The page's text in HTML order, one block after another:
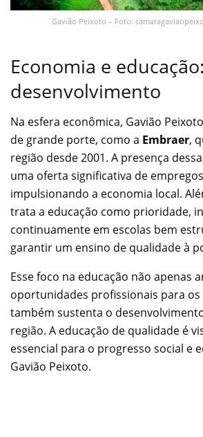
Gavião Peixoto – Foto:
Economia e
desenvolvimento
Na esfera econômica, Gavião
de grande porte, como a Embraer,
região desde 2001. A presença
uma oferta significativa de
impulsionando a economia local.
trata a educação como prioridade,
continuamente em escolas bem
garantir um ensino de qualidade à
Esse foco na educação não apenas
oportunidades profissionais para
também sustenta o
região. A educação de qualidade é
essencial para o progresso social e
Gavião Peixoto.